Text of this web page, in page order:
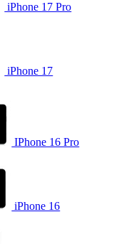
iPhone 17 Pro
iPhone 17
IPhone 16 Pro
iPhone 16